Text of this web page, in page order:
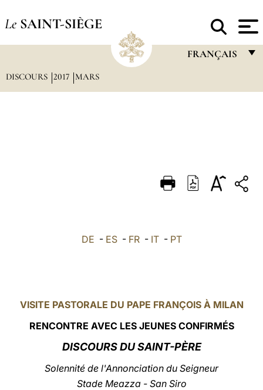
Le SAINT-SIÈGE
FRANÇAIS
DEUTSCH
DISCOURS 2017 MARS
DE - ES- FR- IT- PT
VISITE PASTORALE DU PAPE FRANÇOIS À MILAN
RENCONTRE AVEC LES JEUNES CONFIRMÉS
DISCOURS DU SAINT-PÈRE
Solennité de l'Annonciation du Seigneur
Stade Meazza - San Siro